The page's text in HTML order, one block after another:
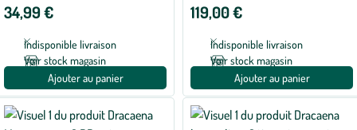
34,99 €
Indisponible livraison
Voir stock magasin
Ajouter au panier
119,00 €
Indisponible livraison
Voir stock magasin
Ajouter au panier